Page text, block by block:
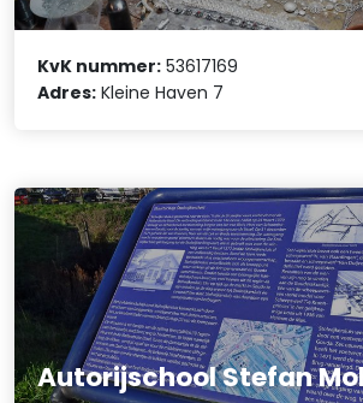
KvK nummer: 53617169
Adres: Kleine Haven 7
Autorijschool Stefan